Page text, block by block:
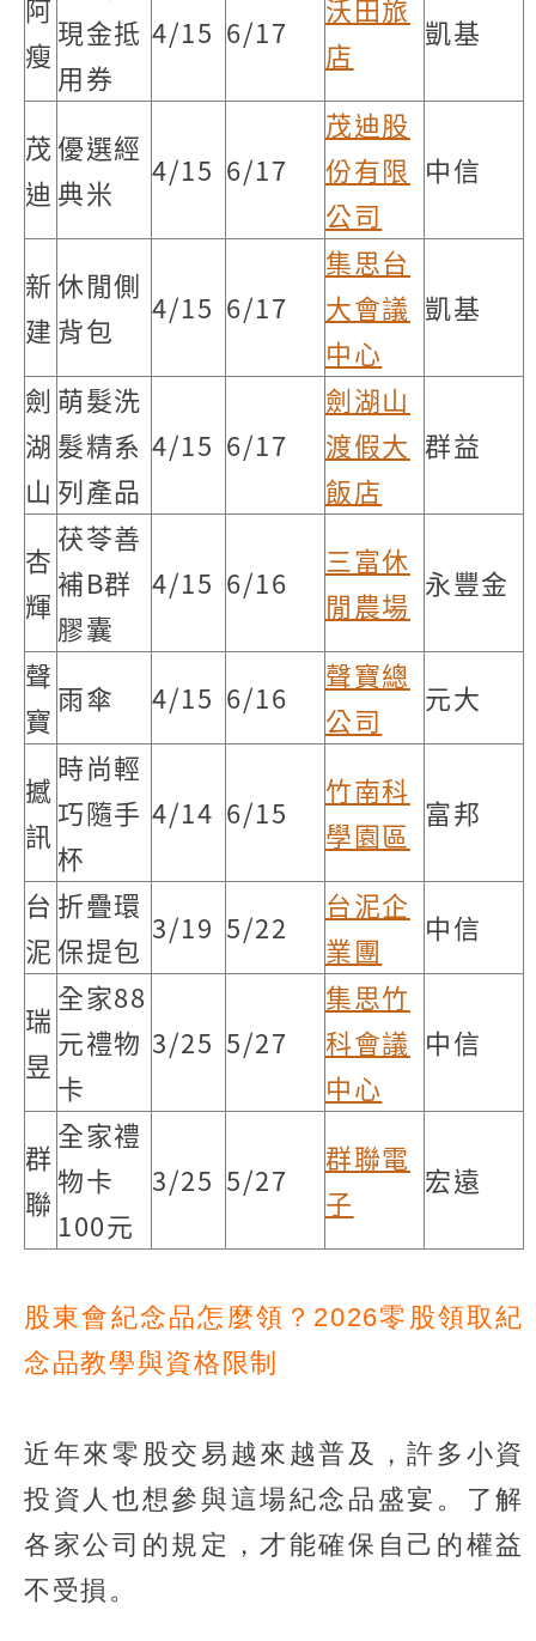
阿
瘦
現金抵
用券
4/15 6/17
沃田旅
店
凱基
茂
迪
優選經
典米
4/15 6/17
茂迪股
份有限
公司
中信
新
建
休閒側
背包
4/15 6/17
集思台
大會議
中心
凱基
劍
湖
山
萌髮洗
髮精系
列產品
4/15 6/17
劍湖山
渡假大
飯店
群益
杏
輝
茯苓善
補B群
膠囊
4/15 6/16
三富休
閒農場
永豐金
聲
寶
雨傘 4/15 6/16
聲寶總
公司
元大
撼
訊
時尚輕
巧隨手
杯
4/14 6/15
竹南科
學園區
富邦
台
泥
折疊環
保提包
3/19 5/22
台泥企
業團
中信
瑞
昱
全家88
元禮物
卡
3/25 5/27
集思竹
科會議
中心
中信
群
聯
全家禮
物卡
100元
3/25 5/27
群聯電
子
宏遠
股東會紀念品怎麼領？2026零股領取紀
念品教學與資格限制
近年來零股交易越來越普及，許多小資
投資人也想參與這場紀念品盛宴。了解
各家公司的規定，才能確保自己的權益
不受損。